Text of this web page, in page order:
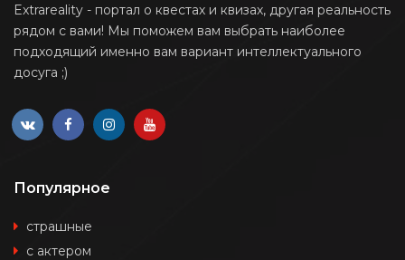
Extrareality - портал о квестах и квизах, другая реальность
рядом с вами! Мы поможем вам выбрать наиболее
подходящий именно вам вариант интеллектуального
досуга ;)
Популярное
страшные
с актером